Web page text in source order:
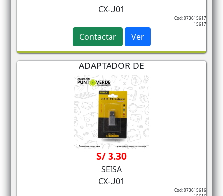
CX-U01
Cod: 073615617
15617
Contactar Ver
ADAPTADOR DE
S/ 3.30
SEISA
CX-U01
Cod: 073615616